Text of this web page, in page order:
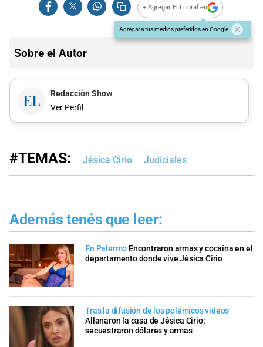
+ Agregar El Litoral en
Agregar a tus medios preferidos en Google
Sobre el Autor
Redacción Show
Ver Perfil
#TEMAS: Jésica Cirio Judiciales
Además tenés que leer:
En Palermo Encontraron armas y cocaína en el
departamento donde vive Jésica Cirio
Tras la difusión de los polémicos videos
Allanaron la casa de Jésica Cirio:
secuestraron dólares y armas